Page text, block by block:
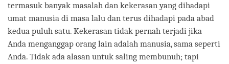
termasuk banyak masalah dan kekerasan yang dihadapi
umat manusia di masa lalu dan terus dihadapi pada abad
kedua puluh satu. Kekerasan tidak pernah terjadi jika
Anda menganggap orang lain adalah manusia, sama seperti
Anda. Tidak ada alasan untuk saling membunuh; tapi